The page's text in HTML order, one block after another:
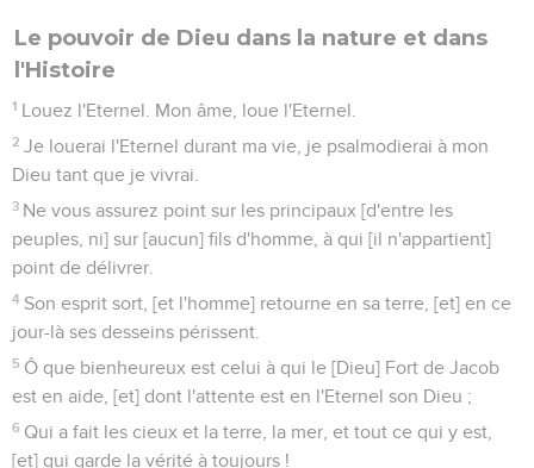
Le pouvoir de Dieu dans la nature et dans
l'Histoire
1 Louez l'Eternel. Mon âme, loue l'Eternel.
2 Je louerai l'Eternel durant ma vie, je psalmodierai à mon
Dieu tant que je vivrai.
3 Ne vous assurez point sur les principaux [d'entre les
peuples, ni] sur [aucun] fils d'homme, à qui [il n'appartient]
point de délivrer.
4 Son esprit sort, [et l'homme] retourne en sa terre, [et] en ce
jour-là ses desseins périssent.
5 Ô que bienheureux est celui à qui le [Dieu] Fort de Jacob
est en aide, [et] dont l'attente est en l'Eternel son Dieu ;
6 Qui a fait les cieux et la terre, la mer, et tout ce qui y est,
[et] qui garde la vérité à toujours !